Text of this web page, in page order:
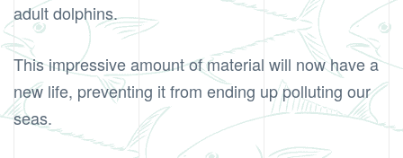
adult dolphins.
This impressive amount of material will now have a
new life, preventing it from ending up polluting our
seas.